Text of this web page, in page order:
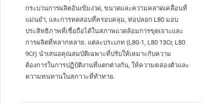
กระบวนการผลิตอันเข้มงวด, ขนาดและความคลาดเคลื่อนที่
แม่นยำ, และการทดสอบที่ครอบคลุม, ท่อปลอก L80 มอบ
ประสิทธิภาพที่เชื่อถือได้ในสภาพแวดล้อมการขุดเจาะและ
การผลิตที่หลากหลาย. แต่ละประเภท (L80-1, L80 13Cr, L80
9Cr) นำเสนอคุณสมบัติเฉพาะที่ปรับให้เหมาะกับความ
ต้องการในการปฏิบัติงานที่แตกต่างกัน, ให้ความคล่องตัวและ
ความทนทานในสภาวะที่ท้าทาย.